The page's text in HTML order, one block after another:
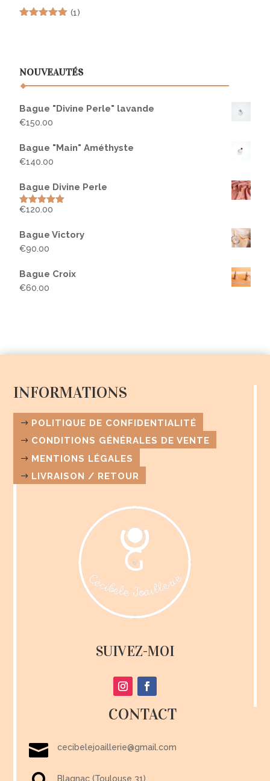
(1)
NOUVEAUTÉS
Bague "Divine Perle" lavande
€150.00
Bague "Main" Améthyste
€140.00
Bague Divine Perle
Rated5.00
€120.00
Bague Victory
€90.00
Bague Croix
€60.00
INFORMATIONS
POLITIQUE DE CONFIDENTIALITÉ
CONDITIONS GÉNÉRALES DE VENTE
MENTIONS LÉGALES
LIVRAISON / RETOUR
SUIVEZ-MOI
CONTACT
 cecibelejoaillerie@gmail.com
Blagnac (Toulouse 31)